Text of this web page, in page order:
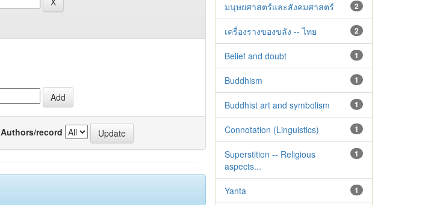
Authors/record
2
มนุษยศาสตร์และสังคมศาสตร์
2
เครื่องรางของขลัง -- ไทย
1
Belief and doubt
1
Buddhism
1
Buddhist art and symbolism
1
Connotation (Linguistics)
1
Superstition -- Religious
aspects...
1
Yanta